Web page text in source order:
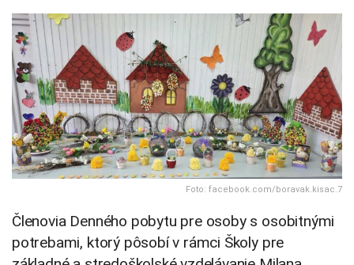
Foto: facebook.com/boravak.kisac.7
Členovia Denného pobytu pre osoby s osobitnými
potrebami, ktorý pôsobí v rámci Školy pre